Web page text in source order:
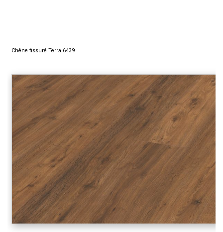
Chêne fissuré Terra 6439